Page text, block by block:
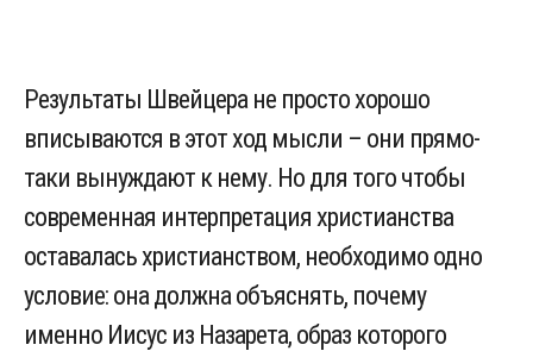
Результаты Швейцера не просто хорошо
вписываются в этот ход мысли – они прямо-
таки вынуждают к нему. Но для того чтобы
современная интерпретация христианства
оставалась христианством, необходимо одно
условие: она должна объяснять, почему
именно Иисус из Назарета, образ которого